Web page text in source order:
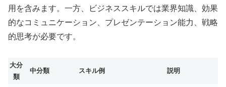
用を含みます。一方、ビジネススキルでは業界知識、効果
的なコミュニケーション、プレゼンテーション能力、戦略
的思考が必要です。
大分
類
中分類 スキル例 説明